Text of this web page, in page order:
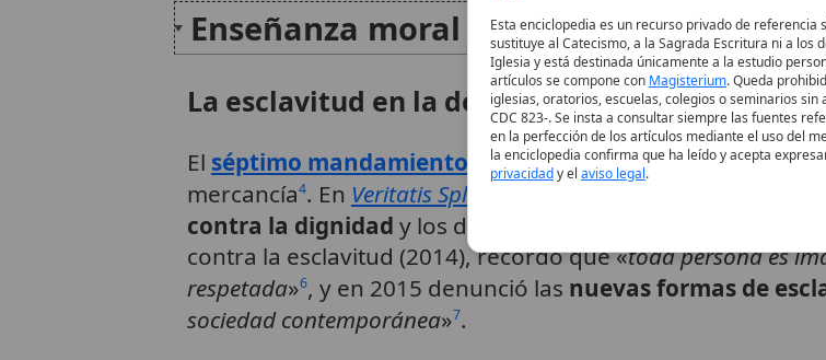
Enseñanza moral de la Iglesia
La esclavitud en la doctrina católica
El séptimo mandamiento prohíbe la esclavitud y
mercancía4. En Veritatis Splendor se recalca que la compra-
contra la dignidad y los derechos fundamentales
contra la esclavitud (2014), recordó que «toda persona es
respetada»6, y en 2015 denunció las nuevas formas de
sociedad contemporánea»7.
Esta enciclopedia es un recurso privado de referencia
sustituye al Catecismo, a la Sagrada Escritura ni a los
Iglesia y está destinada únicamente a la estudio
artículos se compone con Magisterium. Queda
iglesias, oratorios, escuelas, colegios o seminarios sin
CDC 823-. Se insta a consultar siempre las fuentes
en la perfección de los artículos mediante el uso del
la enciclopedia confirma que ha leído y acepta
privacidady el aviso legal.